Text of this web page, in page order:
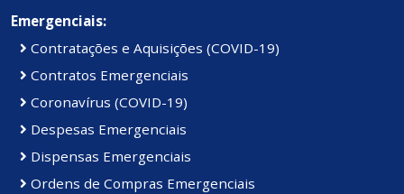
Emergenciais:
Contratações e Aquisições (COVID-19)
Contratos Emergenciais
Coronavírus (COVID-19)
Despesas Emergenciais
Dispensas Emergenciais
Ordens de Compras Emergenciais